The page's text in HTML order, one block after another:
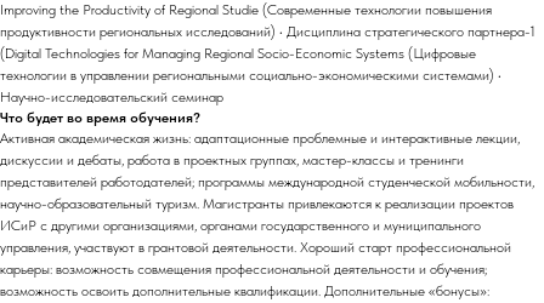
Improving the Productivity of Regional Studie (Современные технологии повышения
продуктивности региональных исследований) • Дисциплина стратегического партнера-1
(Digital Technologies for Managing Regional Socio-Economic Systems (Цифровые
технологии в управлении региональными социально-экономическими системами) •
Научно-исследовательский семинар
Что будет во время обучения?
Активная академическая жизнь: адаптационные проблемные и интерактивные лекции,
дискуссии и дебаты, работа в проектных группах, мастер-классы и тренинги
представителей работодателей; программы международной студенческой мобильности,
научно-образовательный туризм. Магистранты привлекаются к реализации проектов
ИСиР с другими организациями, органами государственного и муниципального
управления, участвуют в грантовой деятельности. Хороший старт профессиональной
карьеры: возможность совмещения профессиональной деятельности и обучения;
возможность освоить дополнительные квалификации. Дополнительные «бонусы»: